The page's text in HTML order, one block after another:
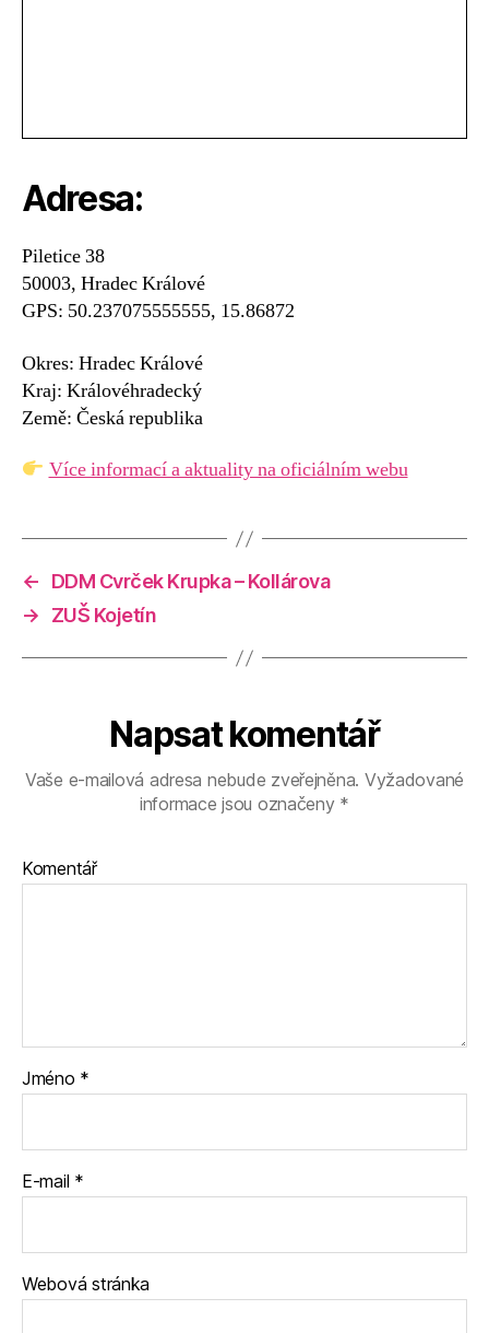
Adresa:
Piletice 38
50003, Hradec Králové
GPS: 50.237075555555, 15.86872
Okres: Hradec Králové
Kraj: Královéhradecký
Země: Česká republika
Více informací a aktuality na oficiálním webu
←
DDM Cvrček Krupka – Kollárova
→
ZUŠ Kojetín
Napsat komentář
Vaše e-mailová adresa nebude zveřejněna. Vyžadované
informace jsou označeny *
Komentář
Jméno *
E-mail *
Webová stránka